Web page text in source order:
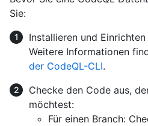
Sie:
Installieren und
Weitere Informationen
der CodeQL-CLI.
Checke den Code aus,
möchtest:
Für einen Branch: